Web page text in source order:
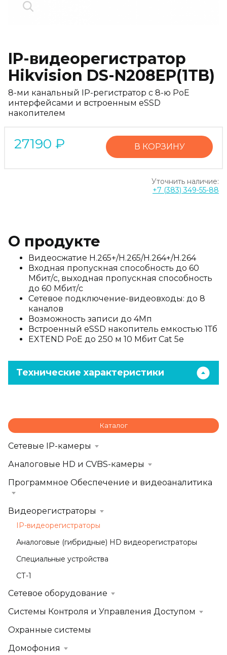
IP-видеорегистратор
Hikvision DS-N208EP(1TB)
8-ми канальный IP-регистратор c 8-ю PoE
интерфейсами и встроенным eSSD
накопителем
27190 ₽ В КОРЗИНУ
Уточнить наличие:
+7 (383) 349-55-88
О продукте
Видеосжатие H.265+/H.265/H.264+/H.264
Входная пропускная способность до 60
Мбит/с, выходная пропускная способность
до 60 Мбит/с
Сетевое подключение-видеовходы: до 8
каналов
Возможность записи до 4Мп
Встроенный eSSD накопитель емкостью 1Тб
EXTEND PoE до 250 м 10 Мбит Cat 5e
Технические характеристики
Каталог
Сетевые IP-камеры
Аналоговые HD и CVBS-камеры
Программное Обеспечение и видеоаналитика
Видеорегистраторы
IP-видеорегистраторы
Аналоговые (гибридные) HD видеорегистраторы
Специальные устройства
СТ-1
Сетевое оборудование
Системы Контроля и Управления Доступом
Охранные системы
Домофония